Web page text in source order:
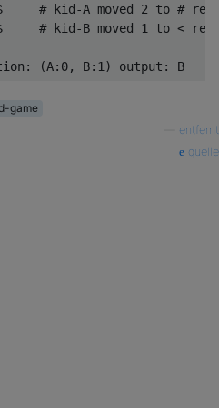
$     # kid-A moved 2 to #
$     # kid-B moved 1 to <
game
entfernt
quelle